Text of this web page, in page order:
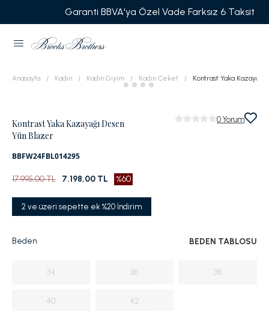
Garanti BBVA'ya Özel Vade Farksız 6 Taksit
Anasayfa Kadın Kadın Giyim Kadın Ceket Kontrast Yaka
Kontrast Yaka Kazayağı Desen
Yün Blazer
BBFW24FBL014295
0 Yorum
17.995,00 TL 7.198,00 TL %60
2 ve üzeri sepette ek %20 İndirim
Beden BEDEN TABLOSU
34 36 38
40 42